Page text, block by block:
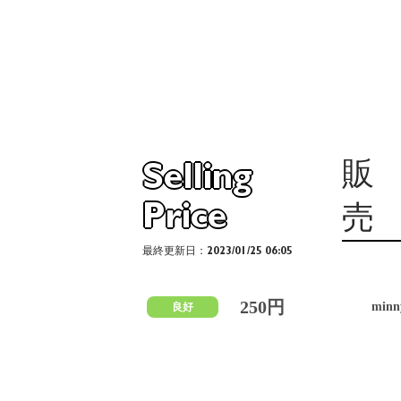
Selling
Price
販
売
最終更新日：2023/01/25 06:05
良好 250円